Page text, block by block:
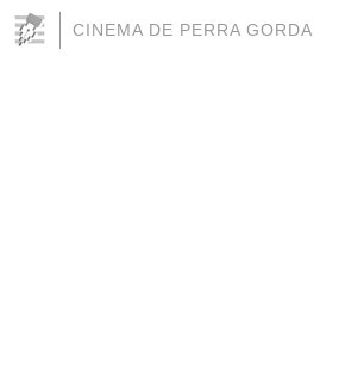
CINEMA DE PERRA GORDA